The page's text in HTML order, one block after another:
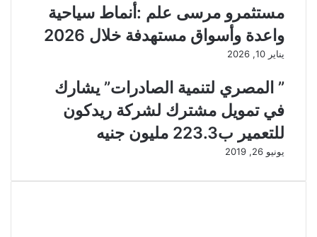
مستثمرو مرسى علم :أنماط سياحية
واعدة وأسواق مستهدفة خلال 2026
يناير 10, 2026
” المصري لتنمية الصادرات” يشارك
في تمويل مشترك لشركة ريدكون
للتعمير ب223.3 مليون جنيه
يونيو 26, 2019